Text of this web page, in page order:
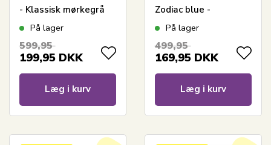
- Klassisk mørkegrå
striber
På lager
599,95
199,95 DKK
Læg i kurv
Zodiac blue -
Vendbart med
På lager
499,95
169,95 DKK
Læg i kurv